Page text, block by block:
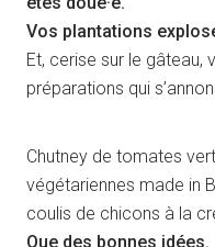
Vos plantations
Et, cerise sur le gâteau,
préparations qui
Chutney de tomates
végétariennes made in
coulis de chicons à la
Que des bonnes idées.